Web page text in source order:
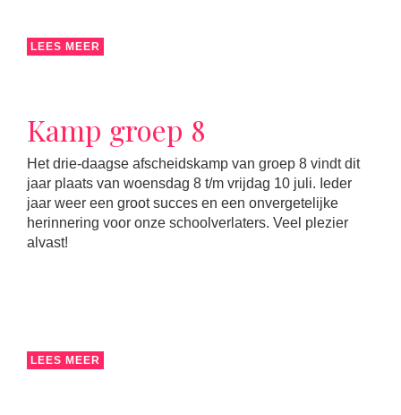
LEES MEER
Kamp groep 8
Het drie-daagse afscheidskamp van groep 8 vindt dit
jaar plaats van woensdag 8 t/m vrijdag 10 juli. Ieder
jaar weer een groot succes en een onvergetelijke
herinnering voor onze schoolverlaters. Veel plezier
alvast!
LEES MEER